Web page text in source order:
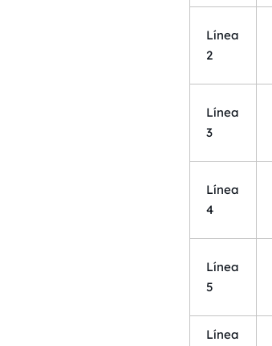
Línea
2
Línea
3
Línea
4
Línea
5
Línea